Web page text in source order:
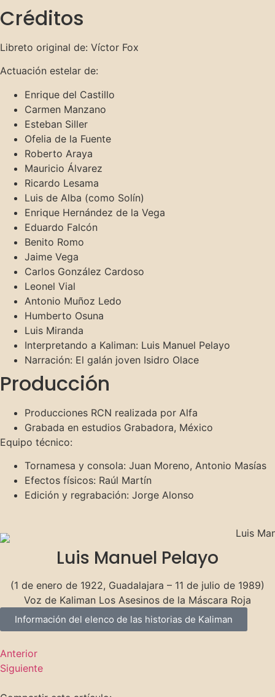
Créditos
Libreto original de: Víctor Fox
Actuación estelar de:
Enrique del Castillo
Carmen Manzano
Esteban Siller
Ofelia de la Fuente
Roberto Araya
Mauricio Álvarez
Ricardo Lesama
Luis de Alba (como Solín)
Enrique Hernández de la Vega
Eduardo Falcón
Benito Romo
Jaime Vega
Carlos González Cardoso
Leonel Vial
Antonio Muñoz Ledo
Humberto Osuna
Luis Miranda
Interpretando a Kaliman: Luis Manuel Pelayo
Narración: El galán joven Isidro Olace
Producción
Producciones RCN realizada por Alfa
Grabada en estudios Grabadora, México
Equipo técnico:
Tornamesa y consola: Juan Moreno, Antonio Masías
Efectos físicos: Raúl Martín
Edición y regrabación: Jorge Alonso
Luis Manuel Pelayo
(1 de enero de 1922, Guadalajara – 11 de julio de 1989)
Voz de Kaliman Los Asesinos de la Máscara Roja
Información del elenco de las historias de Kaliman
Anterior
Siguiente